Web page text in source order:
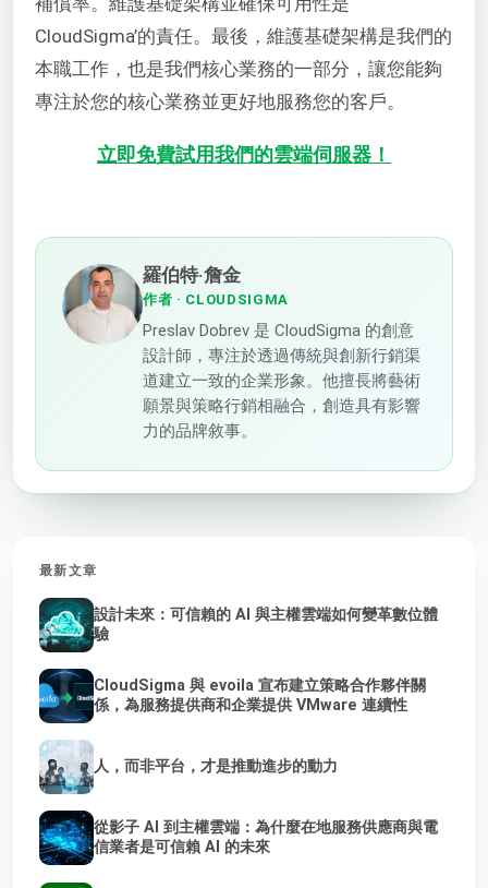
CloudSigma’的責任。最後，維護基礎架構是我們的
本職工作，也是我們核心業務的一部分，讓您能夠
專注於您的核心業務並更好地服務您的客戶。
立即免費試用我們的雲端伺服器！
羅伯特·詹金
作者 · CLOUDSIGMA
Preslav Dobrev 是 CloudSigma 的創意
設計師，專注於透過傳統與創新行銷渠
道建立一致的企業形象。他擅長將藝術
願景與策略行銷相融合，創造具有影響
力的品牌敘事。
最新文章
設計未來：可信賴的 AI 與主權雲端如何變革數位體
驗
CloudSigma 與 evoila 宣布建立策略合作夥伴關
係，為服務提供商和企業提供 VMware 連續性
人，而非平台，才是推動進步的動力
從影子 AI 到主權雲端：為什麼在地服務供應商與電
信業者是可信賴 AI 的未來